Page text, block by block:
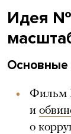
Идея №
Основные
Фильм
и
о